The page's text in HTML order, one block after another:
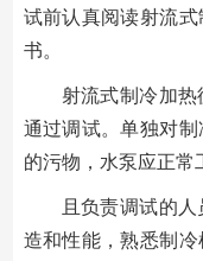
试前认真阅读射流
书。
射流式制冷加
通过调试。单独对
的污物，水泵应正常
且负责调试的
造和性能，熟悉制